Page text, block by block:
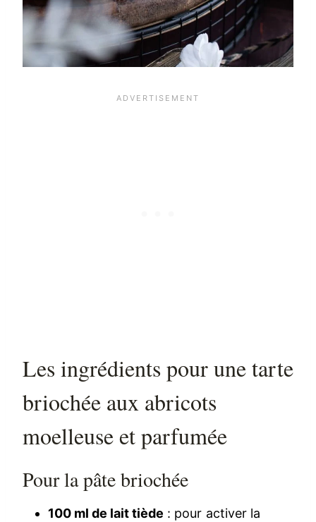
Les ingrédients pour une tarte
briochée aux abricots
moelleuse et parfumée
Pour la pâte briochée
100 ml de lait tiède : pour activer la